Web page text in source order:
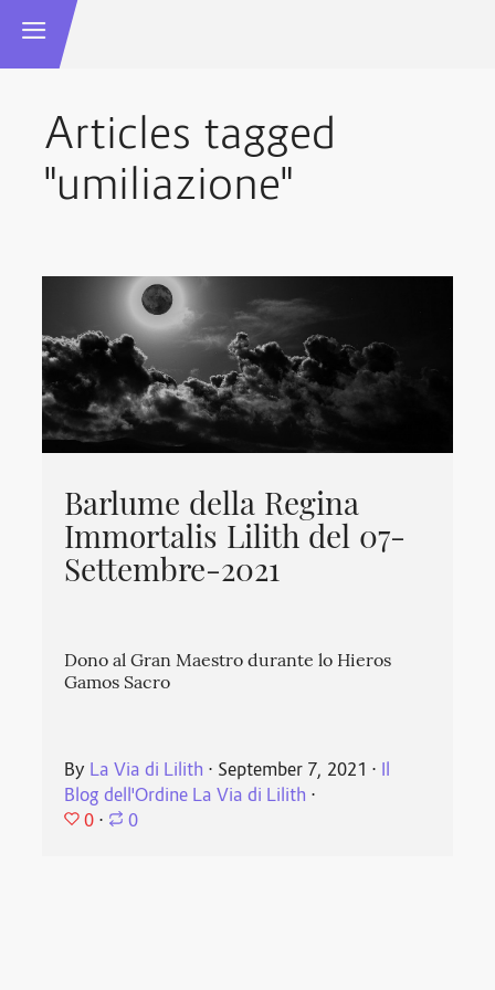
Articles tagged
"umiliazione"
Barlume della Regina
Immortalis Lilith del 07-
Settembre-2021
Dono al Gran Maestro durante lo Hieros
Gamos Sacro
By La Via di Lilith ⋅ September 7, 2021 ⋅ Il
Blog dell'Ordine La Via di Lilith ⋅
0 ⋅ 0